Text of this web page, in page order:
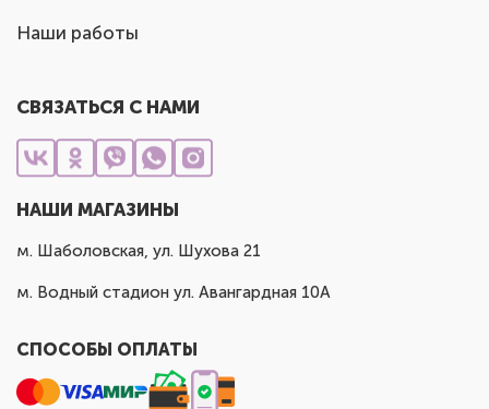
Наши работы
СВЯЗАТЬСЯ С НАМИ
НАШИ МАГАЗИНЫ
м. Шаболовская, ул. Шухова 21
м. Водный стадион ул. Авангардная 10А
СПОСОБЫ ОПЛАТЫ